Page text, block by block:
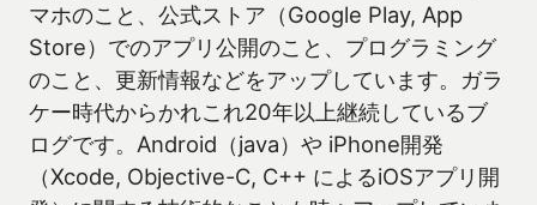
マホのこと、公式ストア（Google Play, App
Store）でのアプリ公開のこと、プログラミング
のこと、更新情報などをアップしています。ガラ
ケー時代からかれこれ20年以上継続しているブ
ログです。Android（java）や iPhone開発
（Xcode, Objective-C, C++ によるiOSアプリ開